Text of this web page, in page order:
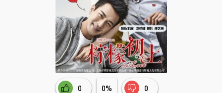
ВОЙТИ НА САЙТ
Регистрация Восстановить пароль
Или войти через
0 0% 0